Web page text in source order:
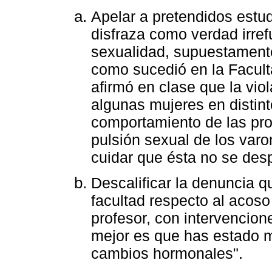
Apelar a pretendidos
disfraza como verdad
sexualidad,
como sucedió en la
afirmó en clase que la
algunas mujeres en
comportamiento de las
pulsión sexual de los
cuidar que ésta no se
Descalificar la denuncia
facultad respecto al
profesor, con
mejor es que has estado
cambios hormonales".